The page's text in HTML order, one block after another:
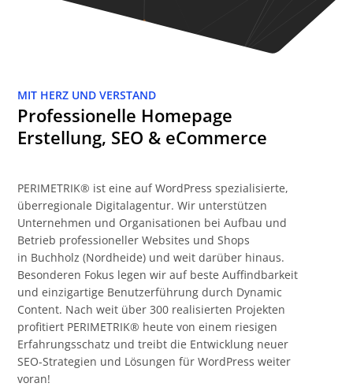
MIT HERZ UND VERSTAND
Professionelle Homepage
Erstellung, SEO & eCommerce
PERIMETRIK® ist eine auf WordPress spezialisierte,
überregionale Digitalagentur. Wir unterstützen
Unternehmen und Organisationen bei Aufbau und
Betrieb professioneller Websites und Shops
in Buchholz (Nordheide) und weit darüber hinaus.
Besonderen Fokus legen wir auf beste Auffindbarkeit
und einzigartige Benutzerführung durch Dynamic
Content. Nach weit über 300 realisierten Projekten
profitiert PERIMETRIK® heute von einem riesigen
Erfahrungsschatz und treibt die Entwicklung neuer
SEO-Strategien und Lösungen für WordPress weiter
voran!